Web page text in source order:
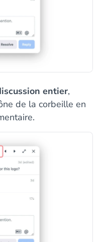
entier,
de la corbeille en